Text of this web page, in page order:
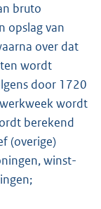
bruto
opslag van
over dat
wordt
door 1720
wordt
berekend
(overige)
winst-